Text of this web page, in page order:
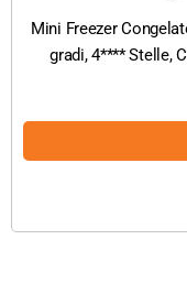
Mini Freezer
gradi, 4**** Stelle,